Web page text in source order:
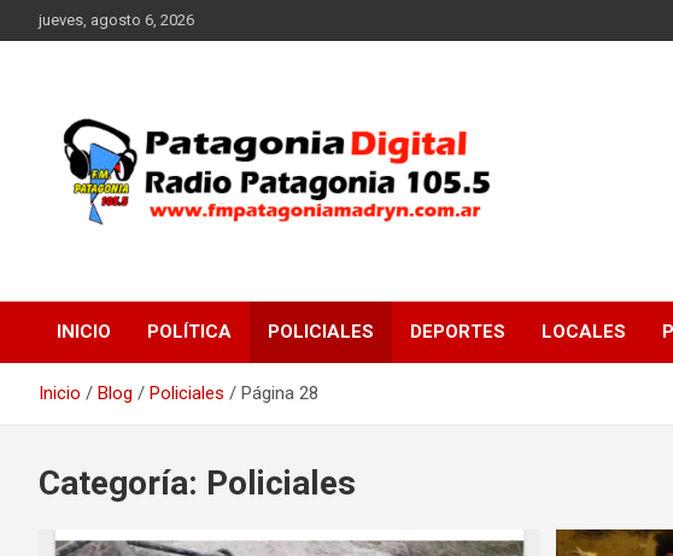
Saltar
al
jueves, agosto 6, 2026
FM Patagonia Madryn
INICIO POLÍTICA POLICIALES DEPORTES LOCALES
Inicio Blog Policiales Página 28
Categoría: Policiales